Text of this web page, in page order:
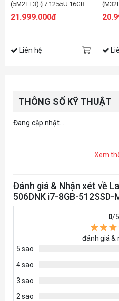
(5M2TT3) (i7 1255U 16GB
FHD/Win11/OfficeHS21/Xám)
21.999.000đ
Liên hệ
THÔNG SỐ KỸ THUẬT
Đang cập nhật...
Xem
Đánh giá & Nhận xét về
506DNK i7-8GB-512SSD-
0/5
đánh giá &
5 sao
4 sao
3 sao
2 sao